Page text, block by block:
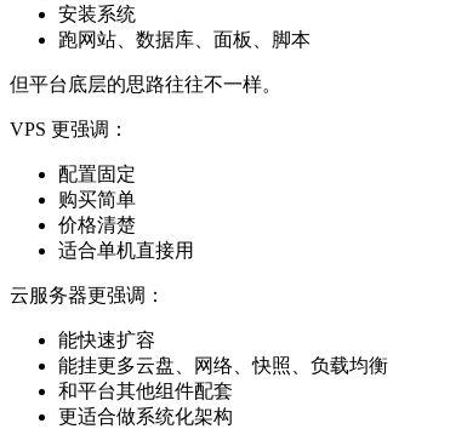
安装系统
跑网站、数据库、面板、脚本
但平台底层的思路往往不一样。
VPS 更强调：
配置固定
购买简单
价格清楚
适合单机直接用
云服务器更强调：
能快速扩容
能挂更多云盘、网络、快照、负载均衡
和平台其他组件配套
更适合做系统化架构